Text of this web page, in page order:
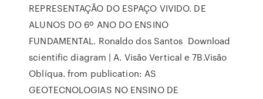
REPRESENTAÇÃO DO ESPAÇO VIVIDO. DE
ALUNOS DO 6º ANO DO ENSINO
FUNDAMENTAL. Ronaldo dos Santos Download
scientific diagram | A. Visão Vertical e 7B.Visão
Oblíqua. from publication: AS
GEOTECNOLOGIAS NO ENSINO DE